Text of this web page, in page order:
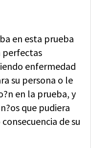
en esta prueba
perfectas
enfermedad
su persona o le
en la prueba, y
que pudiera
de su